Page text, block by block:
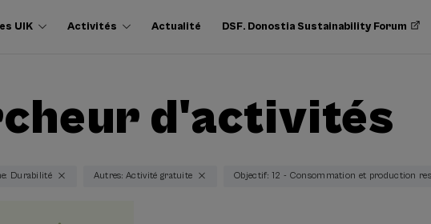
UIK Activités Actualité DSF. Donostia Sustainability Forum
d'activités
Durabilité Autres: Activité gratuite Objectif: 12 - Consommation et production